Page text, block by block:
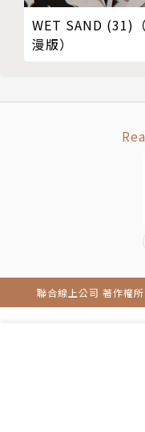
WET SAND (31)
漫版）
聯合線上公司 著作權